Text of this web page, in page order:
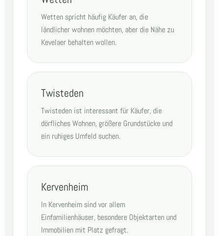
Wetten spricht häufig Käufer an, die
ländlicher wohnen möchten, aber die Nähe zu
Kevelaer behalten wollen.
Twisteden
Twisteden ist interessant für Käufer, die
dörfliches Wohnen, größere Grundstücke und
ein ruhiges Umfeld suchen.
Kervenheim
In Kervenheim sind vor allem
Einfamilienhäuser, besondere Objektarten und
Immobilien mit Platz gefragt.